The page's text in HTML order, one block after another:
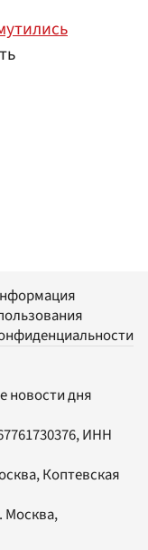
новости дня
ИНН
Коптевская
Москва,